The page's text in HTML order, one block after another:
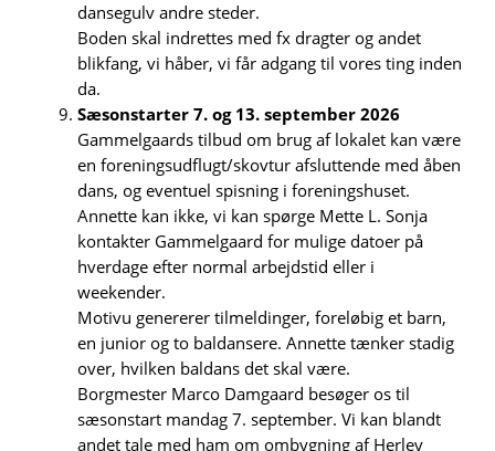
dansegulv andre steder.
Boden skal indrettes med fx dragter og andet
blikfang, vi håber, vi får adgang til vores ting inden
da.
Sæsonstarter 7. og 13. september 2026
Gammelgaards tilbud om brug af lokalet kan være
en foreningsudflugt/skovtur afsluttende med åben
dans, og eventuel spisning i foreningshuset.
Annette kan ikke, vi kan spørge Mette L. Sonja
kontakter Gammelgaard for mulige datoer på
hverdage efter normal arbejdstid eller i
weekender.
Motivu genererer tilmeldinger, foreløbig et barn,
en junior og to baldansere. Annette tænker stadig
over, hvilken baldans det skal være.
Borgmester Marco Damgaard besøger os til
sæsonstart mandag 7. september. Vi kan blandt
andet tale med ham om ombygning af Herlev